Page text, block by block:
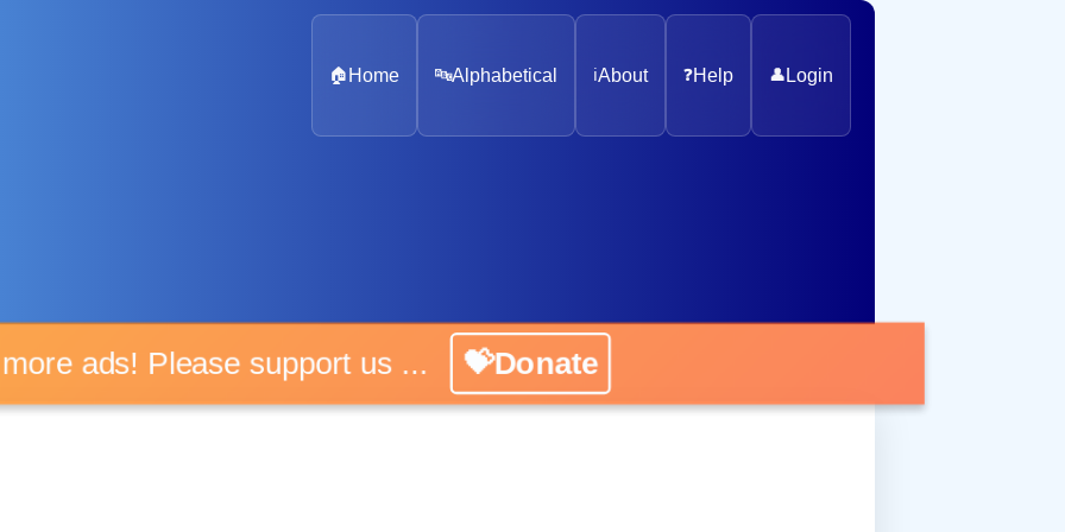
🏠 Home 🔤Alphabetical ℹ️About ❓Help 👤 Login
ads! Please support us ... 💝Donate